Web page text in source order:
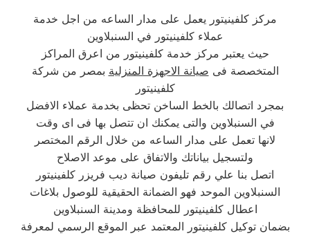
مركز كلفينيتور يعمل على مدار الساعه من اجل خدمة
عملاء كلفينيتور في السنبلاوين
حيث يعتبر مركز خدمة كلفينيتور من اعرق المراكز
المتخصصة فى صيانة الاجهزة المنزلية بمصر من شركة
كلفينيتور
بمجرد اتصالك بالخط الساخن تحظى بخدمة عملاء الافضل
في السنبلاوين والتى يمكنك ان تتصل بها فى اى وقت
لانها تعمل على مدار الساعه من خلال الرقم المختصر
ولتسجيل بياناتك والاتفاق على موعد الاصلاح
اتصل بنا علي رقم تليفون صيانة ديب فريزر كلفينيتور
السنبلاوين الموحد فهو الضمانة الحقيقية للوصول بلاغات
اعطال كلفينيتور للمحافظة ومدينة السنبلاوين
بضمان توكيل كلفينيتور المعتمد عبر الموقع الرسمي لمعرفة